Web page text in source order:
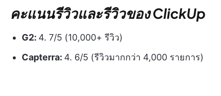
คะแนนรีวิวและรีวิวของ ClickUp
G2: 4. 7/5 (10,000+ รีวิว)
Capterra: 4. 6/5 (รีวิวมากกว่า 4,000 รายการ)